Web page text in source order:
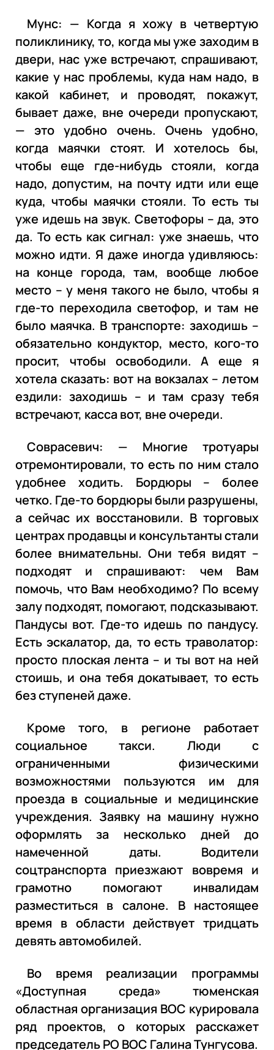
Мунс: — Когда я хожу в четвертую
поликлинику, то, когда мы уже заходим в
двери, нас уже встречают, спрашивают,
какие у нас проблемы, куда нам надо, в
какой кабинет, и проводят, покажут,
бывает даже, вне очереди пропускают,
— это удобно очень. Очень удобно,
когда маячки стоят. И хотелось бы,
чтобы еще где-нибудь стояли, когда
надо, допустим, на почту идти или еще
куда, чтобы маячки стояли. То есть ты
уже идешь на звук. Светофоры – да, это
да. То есть как сигнал: уже знаешь, что
можно идти. Я даже иногда удивляюсь:
на конце города, там, вообще любое
место – у меня такого не было, чтобы я
где-то переходила светофор, и там не
было маячка. В транспорте: заходишь –
обязательно кондуктор, место, кого-то
просит, чтобы освободили. А еще я
хотела сказать: вот на вокзалах – летом
ездили: заходишь – и там сразу тебя
встречают, касса вот, вне очереди.
Соврасевич: — Многие тротуары
отремонтировали, то есть по ним стало
удобнее ходить. Бордюры – более
четко. Где-то бордюры были разрушены,
а сейчас их восстановили. В торговых
центрах продавцы и консультанты стали
более внимательны. Они тебя видят –
подходят и спрашивают: чем Вам
помочь, что Вам необходимо? По всему
залу подходят, помогают, подсказывают.
Пандусы вот. Где-то идешь по пандусу.
Есть эскалатор, да, то есть траволатор:
просто плоская лента – и ты вот на ней
стоишь, и она тебя докатывает, то есть
без ступеней даже.
Кроме того, в регионе работает
социальное такси. Люди с
ограниченными физическими
возможностями пользуются им для
проезда в социальные и медицинские
учреждения. Заявку на машину нужно
оформлять за несколько дней до
намеченной даты. Водители
соцтранспорта приезжают вовремя и
грамотно помогают инвалидам
разместиться в салоне. В настоящее
время в области действует тридцать
девять автомобилей.
Во время реализации программы
«Доступная среда» тюменская
областная организация ВОС курировала
ряд проектов, о которых расскажет
председатель РО ВОС Галина Тунгусова.